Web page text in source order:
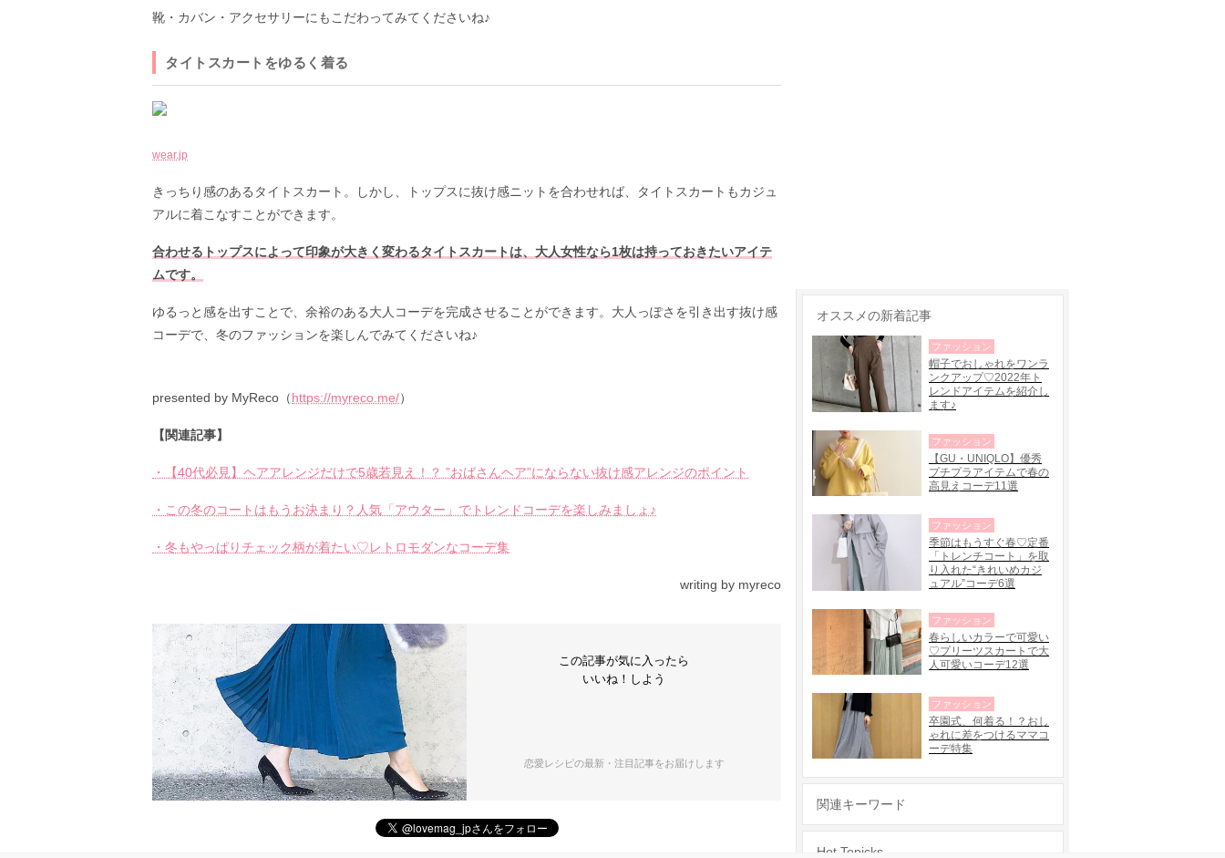
靴・カバン・アクセサリーにもこだわってみてくださいね♪
タイトスカートをゆるく着る
wear.jp
きっちり感のあるタイトスカート。しかし、トップスに抜け感ニットを合わせれば、タイトスカートもカジュ
アルに着こなすことができます。
合わせるトップスによって印象が大きく変わるタイトスカートは、大人女性なら1枚は持っておきたいアイテ
ムです。
ゆるっと感を出すことで、余裕のある大人コーデを完成させることができます。大人っぽさを引き出す抜け感
コーデで、冬のファッションを楽しんでみてくださいね♪
presented by MyReco（https://myreco.me/）
【関連記事】
・【40代必見】ヘアアレンジだけで5歳若見え！？ ”おばさんヘア”にならない抜け感アレンジのポイント
・この冬のコートはもうお決まり？人気「アウター」でトレンドコーデを楽しみましょ♪
・冬もやっぱりチェック柄が着たい♡レトロモダンなコーデ集
writing by myreco
この記事が気に入ったら
いいね！しよう
恋愛レシピの最新・注目記事をお届けします
オススメの新着記事
帽子でおしゃれをワンラ
ンクアップ♡2022年ト
レンドアイテムを紹介し
ます♪
ファッション
【GU・UNIQLO】優秀
プチプラアイテムで春の
高見えコーデ11選
ファッション
季節はもうすぐ春♡定番
「トレンチコート」を取
り入れた“きれいめカジ
ュアル”コーデ6選
ファッション
春らしいカラーで可愛い
♡プリーツスカートで大
人可愛いコーデ12選
ファッション
卒園式、何着る！？おし
ゃれに差をつけるママコ
ーデ特集
ファッション
関連キーワード
Hot Topicks